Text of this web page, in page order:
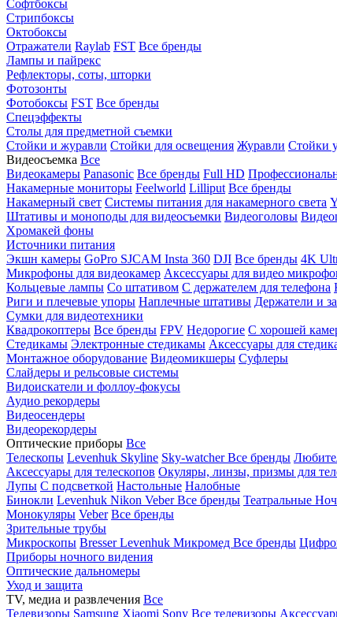
Софтбоксы
Стрипбоксы
Октобоксы
Отражатели Raylab FST Все бренды
Лампы и пайрекс
Рефлекторы, соты, шторки
Фотозонты
Фотобоксы FST Все бренды
Спецэффекты
Столы для предметной съемки
Стойки и журавли Стойки для освещения Журавли Стойки
Видеосъемка Все
Видеокамеры Panasonic Все бренды Full HD
Накамерные мониторы Feelworld Lilliput Все бренды
Накамерный свет Системы питания для накамерного света
Штативы и моноподы для видеосъемки Видеоголовы
Хромакей фоны
Источники питания
Экшн камеры GoPro SJCAM Insta 360 DJI Все бренды 4K
Микрофоны для видеокамер Аксессуары для видео
Кольцевые лампы Со штативом C держателем для телефона
Риги и плечевые упоры Наплечные штативы Держатели и
Сумки для видеотехники
Квадрокоптеры Все бренды FPV Недорогие С хорошей
Стедикамы Электронные стедикамы Аксессуары для
Монтажное оборудование Видеомикшеры Суфлеры
Слайдеры и рельсовые системы
Видоискатели и фоллоу-фокусы
Аудио рекордеры
Видеосендеры
Видеорекордеры
Оптические приборы Все
Телескопы Levenhuk Skyline Sky-watcherВсе бренды
Аксессуары для телескопов Окуляры, линзы, призмы для
Лупы С подсветкой Настольные Налобные
Бинокли Levenhuk Nikon VeberВсе бренды Театральные
Монокуляры Veber Все бренды
Зрительные трубы
Микроскопы BresserLevenhuk Микромед Все бренды
Приборы ночного видения
Оптические дальномеры
Уход и защита
TV, медиа и развлечения Все
Телевизоры Samsung Xiaomi Sony Все телевизоры